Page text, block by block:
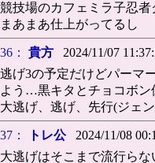
競技場のカフェミラ子忍
まあまあ仕上がってるし
36： 貴方 2024/11/07
逃げ3の予定だけどパーマ
よう…黒キタとチョコボン
大逃げ、逃げ、先行(ジェ
37： トレ公2024/11/08
大逃げはそこまで流行ら